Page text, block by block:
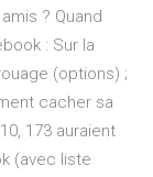
? Quand
: Sur la
(options) ;
cacher sa
173 auraient
(avec liste